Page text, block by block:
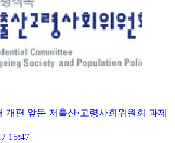
개편 앞둔 저출산·고령사회위원회 과제
15:47